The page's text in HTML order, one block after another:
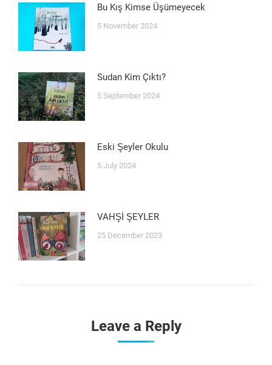
Bu Kış Kimse Üşümeyecek
5 November 2024
Sudan Kim Çıktı?
5 September 2024
Eski Şeyler Okulu
5 July 2024
VAHŞİ ŞEYLER
25 December 2023
Leave a Reply